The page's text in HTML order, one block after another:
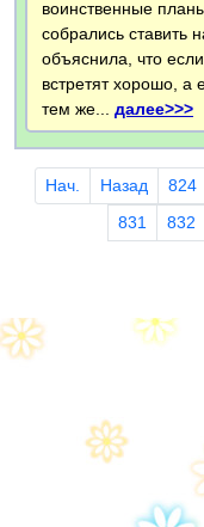
воинственные
собрались ставить
объяснила, что
встретят хорошо, а
тем же... далее>>>
Нач. Назад 824
831
832